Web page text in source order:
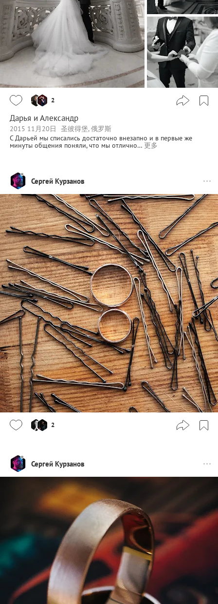
2
Дарья и Александр
2015 11月20日
圣彼得堡, 俄罗斯
С Дарьей мы списались достаточно внезапно и в первые же
минуты общения поняли, что мы отлично… 更多
Сергей Курзанов
2
Сергей Курзанов